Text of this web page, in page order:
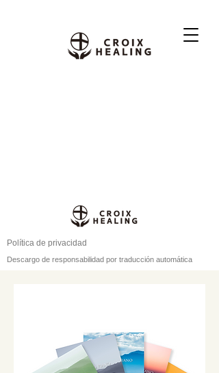
Política de privacidad
Descargo de responsabilidad por traducción automática